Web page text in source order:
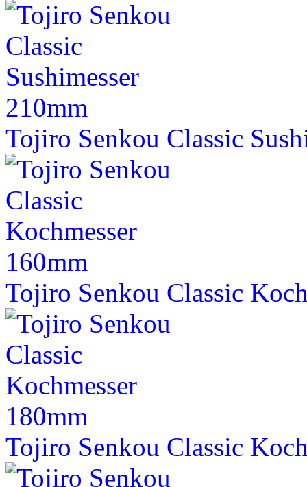
Tojiro Senkou Classic
Tojiro Senkou Classic
Tojiro Senkou Classic